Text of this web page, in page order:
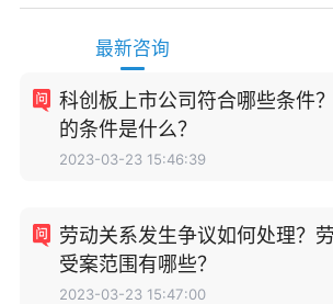
最新咨询
科创板上市公司符合哪些条件
的条件是什么？
2023-03-23 15:46:39
劳动关系发生争议如何处理？
受案范围有哪些？
2023-03-23 15:47:00